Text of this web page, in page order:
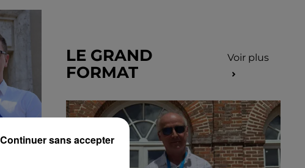
LE GRAND
FORMAT
Voir plus
Continuer sans accepter